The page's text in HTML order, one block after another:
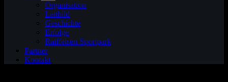
Organisation
Leitbild
Geschichte
Erfolge
Raiffeisen Sportpark
Partner
Kontakt